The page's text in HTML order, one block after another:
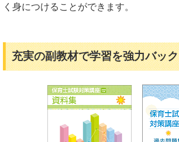
く身につけることができます。
充実の副教材で学習を強力バッ